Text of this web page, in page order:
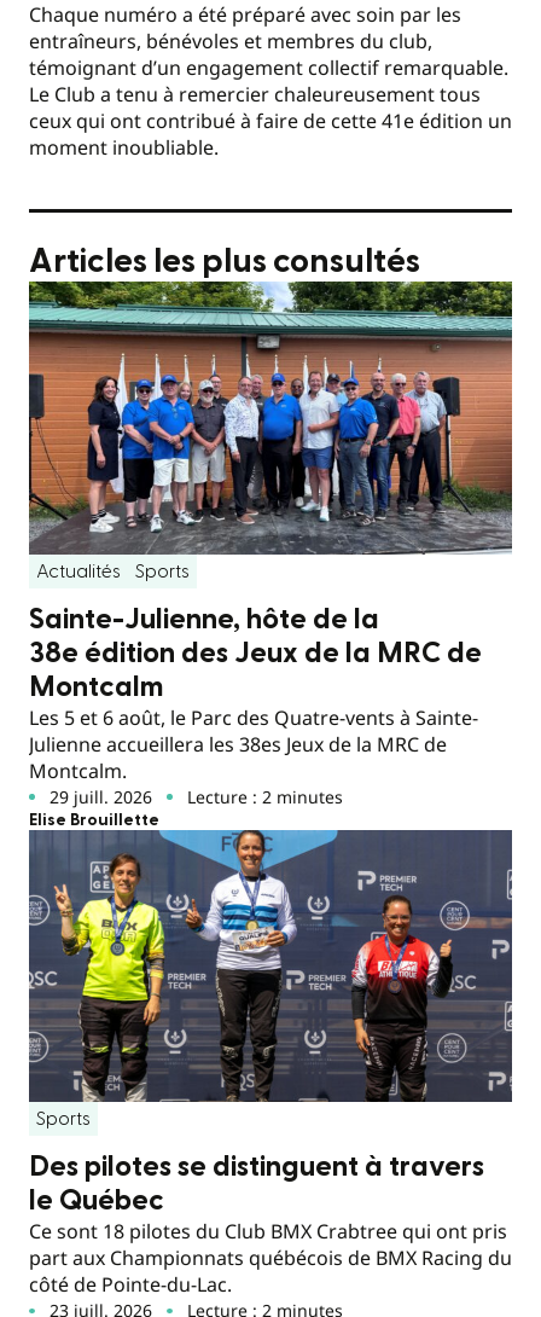
Chaque numéro a été préparé avec soin par les
entraîneurs, bénévoles et membres du club,
témoignant d’un engagement collectif remarquable.
Le Club a tenu à remercier chaleureusement tous
ceux qui ont contribué à faire de cette 41e édition un
moment inoubliable.
Articles les plus consultés
Actualités Sports
Sainte-Julienne, hôte de la
38e édition des Jeux de la MRC de
Montcalm
Les 5 et 6 août, le Parc des Quatre-vents à Sainte-
Julienne accueillera les 38es Jeux de la MRC de
Montcalm.
29 juill. 2026 Lecture : 2 minutes
Elise Brouillette
Sports
Des pilotes se distinguent à travers
le Québec
Ce sont 18 pilotes du Club BMX Crabtree qui ont pris
part aux Championnats québécois de BMX Racing du
côté de Pointe-du-Lac.
23 juill. 2026 Lecture : 2 minutes